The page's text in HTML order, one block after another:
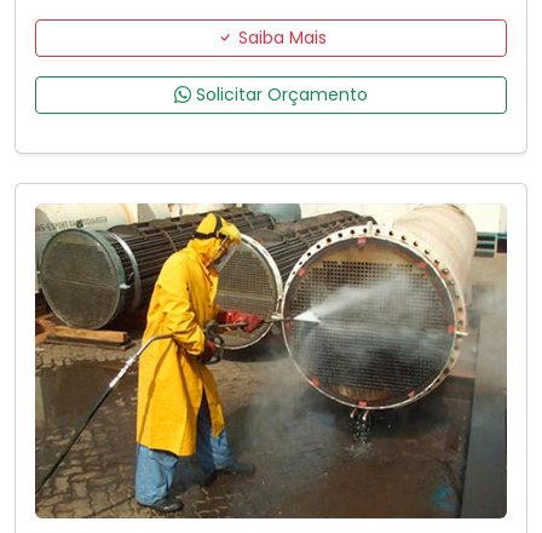
Saiba Mais
Solicitar Orçamento